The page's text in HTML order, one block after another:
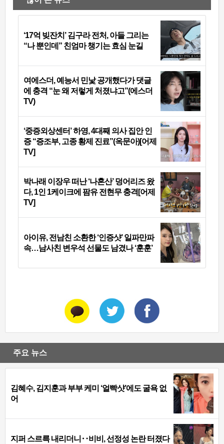
‘17억 빚잔치’ 김구라 전처, 아들 그리는
“나 뿐인데” 친엄마 챙기는 효심 눈길
여에스더, 예능서 민낯 공개했다가 댓글
에 충격 “눈 왜 저렇게 처졌냐고”(에스더
TV)
‘중증외상센터’ 하영, 4대째 의사 집안 인
증 “증조부, 고종 황제 진료”(옥문아)[어제
TV]
박나래 이장우 떠난 ‘나혼산’ 덩어리즈 왔
다, 1인 1케이크에 팜유 전현무 충격[어제
TV]
아이유, 전남친 소환한 ‘인증샷’ 일파만파
속…남사친 변우석 선물도 남겼나 ‘훈훈’
주요 뉴스
김혜수, 김지훈과 부부 케미 ‘얼빡샷’에도 굴욕 없
어
지퍼 스르륵 내리더니‥비비, 선정성 논란 터졌다